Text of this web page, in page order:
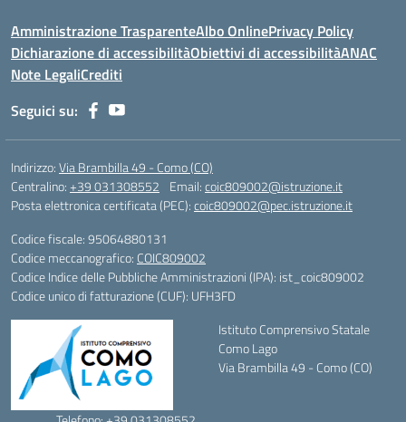
Amministrazione TrasparenteAlbo OnlinePrivacy Policy
Dichiarazione di accessibilitàObiettivi di accessibilitàANAC
Note LegaliCrediti
Seguici su:
Indirizzo:Via Brambilla 49 - Como (CO)
Centralino:+39 031308552 Email:coic809002@istruzione.it
Posta elettronica certificata (PEC):coic809002@pec.istruzione.it
Codice fiscale: 95064880131
Codice meccanografico: COIC809002
Codice Indice delle Pubbliche Amministrazioni (IPA): ist_coic809002
Codice unico di fatturazione (CUF): UFH3FD
Istituto Comprensivo Statale
Como Lago
Via Brambilla 49 - Como (CO)